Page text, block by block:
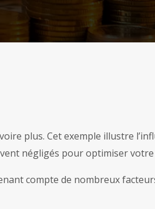
plus. Cet exemple illustre
négligés pour optimiser
compte de nombreux